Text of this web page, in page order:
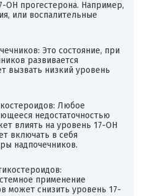
ОН прогестерона. Например,
или воспалительные
Это состояние, при
развивается
вызвать низкий уровень
Любое
недостаточностью
влиять на уровень 17-ОН
включать в себя
надпочечников.
применение
может снизить уровень 17-